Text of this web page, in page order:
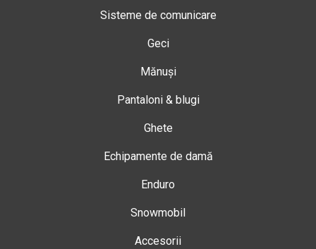
Sisteme de comunicare
Geci
Mănuși
Pantaloni & blugi
Ghete
Echipamente de damă
Enduro
Snowmobil
Accesorii